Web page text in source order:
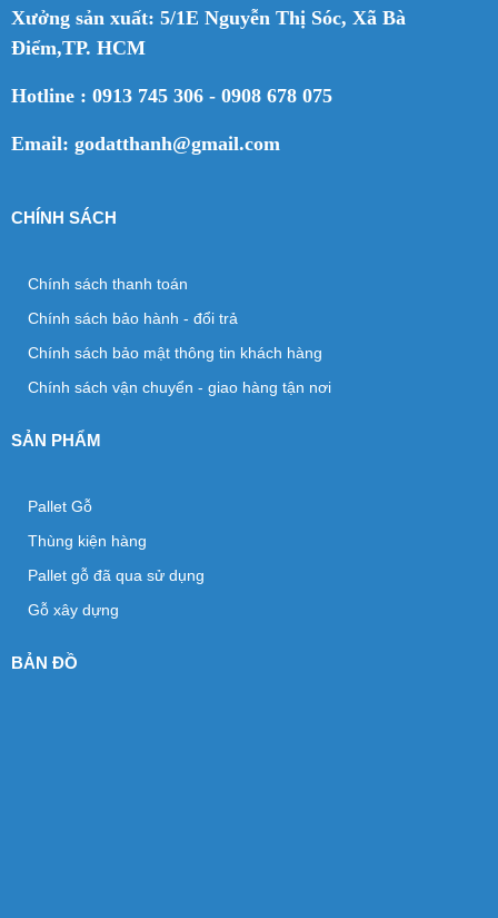
Xưởng sản xuất: 5/1E Nguyễn Thị Sóc, Xã Bà
Điểm,TP. HCM
Hotline : 0913 745 306 - 0908 678 075
Email: godatthanh@gmail.com
CHÍNH SÁCH
Chính sách thanh toán
Chính sách bảo hành - đổi trả
Chính sách bảo mật thông tin khách hàng
Chính sách vận chuyển - giao hàng tận nơi
SẢN PHẨM
Pallet Gỗ
Thùng kiện hàng
Pallet gỗ đã qua sử dụng
Gỗ xây dựng
BẢN ĐỒ